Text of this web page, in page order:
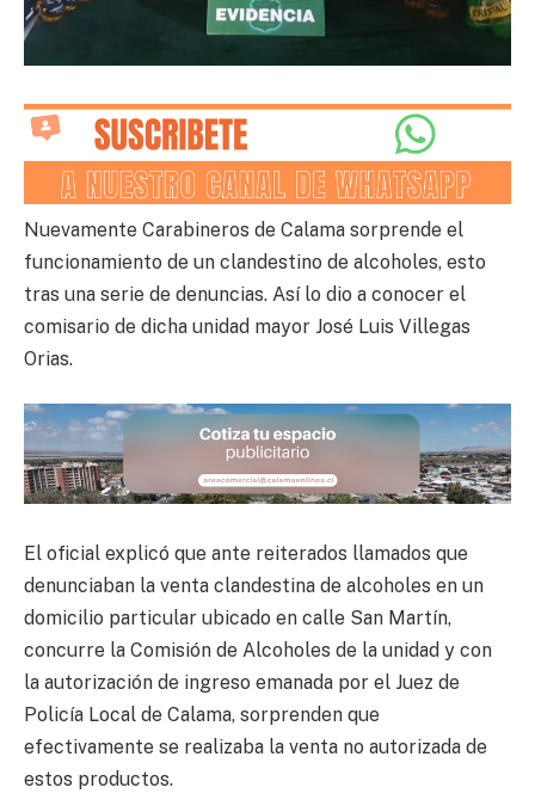
Nuevamente Carabineros de Calama sorprende el
funcionamiento de un clandestino de alcoholes, esto
tras una serie de denuncias. Así lo dio a conocer el
comisario de dicha unidad mayor José Luis Villegas
Orias.
El oficial explicó que ante reiterados llamados que
denunciaban la venta clandestina de alcoholes en un
domicilio particular ubicado en calle San Martín,
concurre la Comisión de Alcoholes de la unidad y con
la autorización de ingreso emanada por el Juez de
Policía Local de Calama, sorprenden que
efectivamente se realizaba la venta no autorizada de
estos productos.